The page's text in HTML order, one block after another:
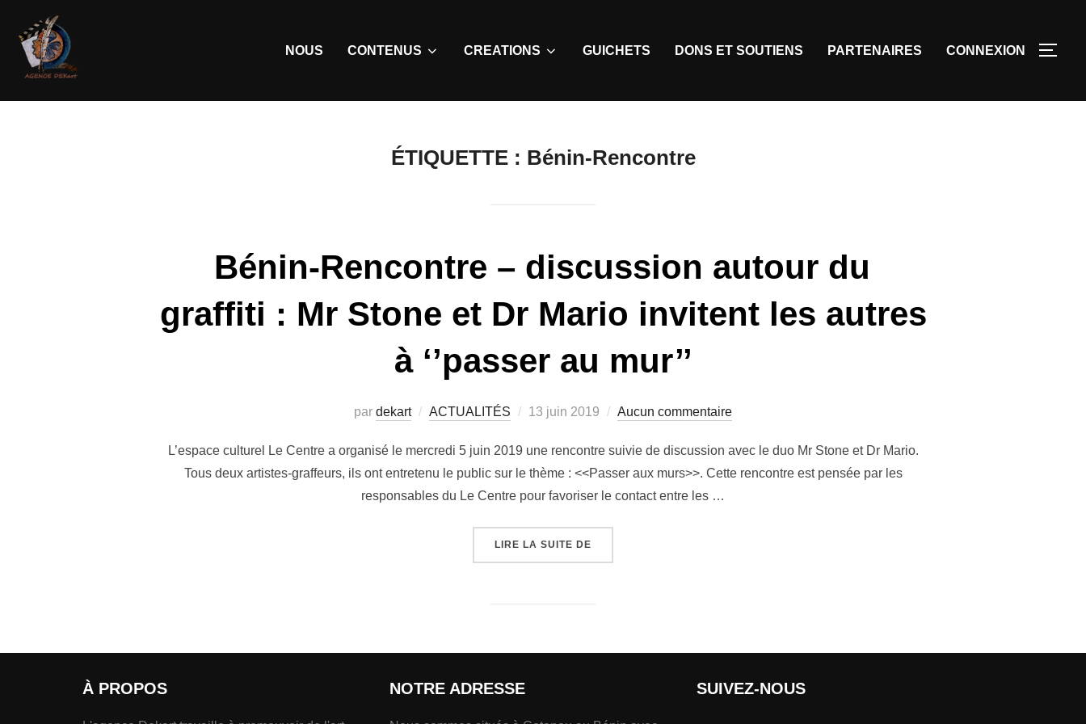
NOUS CONTENUS CREATIONS GUICHETS DONS ET SOUTIENS PARTENAIRES CONNEXION
ÉTIQUETTE : Bénin-Rencontre
Bénin-Rencontre – discussion autour du
graffiti : Mr Stone et Dr Mario invitent les autres
à ‘’passer au mur’’
par dekart ACTUALITÉS 13 juin 2019 Aucun commentaire
L’espace culturel Le Centre a organisé le mercredi 5 juin 2019 une rencontre suivie de discussion avec le duo Mr Stone et Dr Mario.
Tous deux artistes-graffeurs, ils ont entretenu le public sur le thème : <<Passer aux murs>>. Cette rencontre est pensée par les
responsables du Le Centre pour favoriser le contact entre les …
LIRE LA SUITE DE
À PROPOS NOTRE ADRESSE SUIVEZ-NOUS